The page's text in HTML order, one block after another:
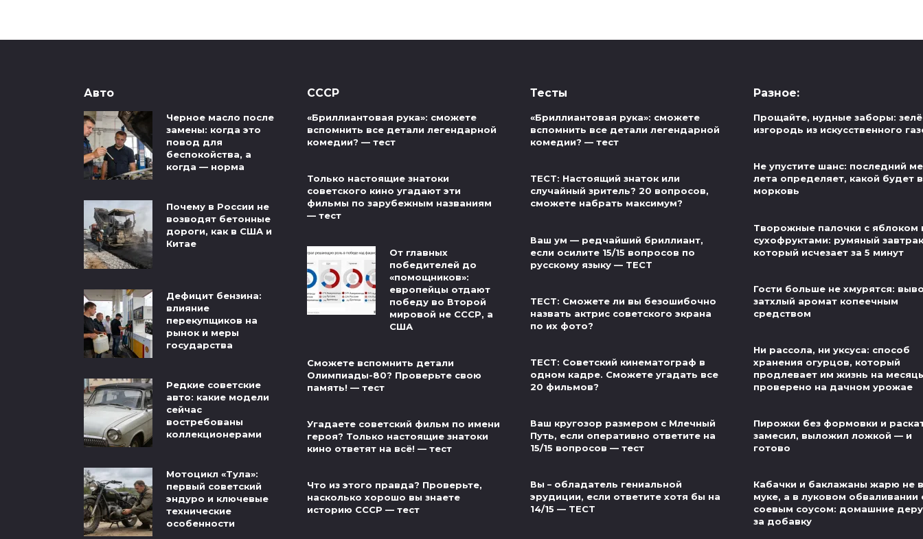
Авто
Черное масло после
замены: когда это
повод для
беспокойства, а
когда — норма
Почему в России не
возводят бетонные
дороги, как в США и
Китае
Дефицит бензина:
влияние
перекупщиков на
рынок и меры
государства
Редкие советские
авто: какие модели
сейчас
востребованы
коллекционерами
Мотоцикл «Тула»:
первый советский
эндуро и ключевые
технические
особенности
СССР
«Бриллиантовая рука»: сможете
вспомнить все детали легендарной
комедии? — тест
Только настоящие знатоки
советского кино угадают эти
фильмы по зарубежным названиям
— тест
От главных
победителей до
«помощников»:
европейцы отдают
победу во Второй
мировой не СССР, а
США
Сможете вспомнить детали
Олимпиады-80? Проверьте свою
память! — тест
Угадаете советский фильм по имени
героя? Только настоящие знатоки
кино ответят на всё! — тест
Что из этого правда? Проверьте,
насколько хорошо вы знаете
историю СССР — тест
Тесты
«Бриллиантовая рука»: сможете
вспомнить все детали легендарной
комедии? — тест
ТЕСТ: Настоящий знаток или
случайный зритель? 20 вопросов,
сможете набрать максимум?
Ваш ум — редчайший бриллиант,
если осилите 15/15 вопросов по
русскому языку — ТЕСТ
ТЕСТ: Сможете ли вы безошибочно
назвать актрис советского экрана
по их фото?
ТЕСТ: Советский кинематограф в
одном кадре. Сможете угадать все
20 фильмов?
Ваш кругозор размером с Млечный
Путь, если оперативно ответите на
15/15 вопросов — тест
Вы – обладатель гениальной
эрудиции, если ответите хотя бы на
14/15 — ТЕСТ
Разное:
Прощайте, нудные заборы:
изгородь из искусственного
Не упустите шанс: последний
лета определяет, какой будет
морковь
Творожные палочки с яблоком
сухофруктами: румяный
который исчезает за 5 минут
Гости больше не хмурятся:
затхлый аромат копеечным
средством
Ни рассола, ни уксуса: способ
хранения огурцов, который
продлевает им жизнь на
проверено на дачном урожае
Пирожки без формовки и
замесил, выложил ложкой — и
готово
Кабачки и баклажаны жарю не в
муке, а в луковом обваливании
соевым соусом: домашние
за добавку